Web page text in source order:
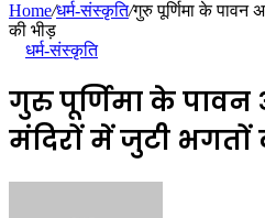
Home/धर्म-संस्कृति/गुरु पूर्णिमा के पावन
की भीड़
धर्म-संस्कृति
गुरु पूर्णिमा के
मंदिरों में जुटी भगतों